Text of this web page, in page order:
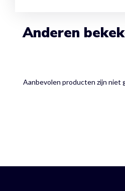
Anderen
Aanbevolen producten zijn niet